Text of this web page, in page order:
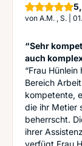
von A.M. , S.
“Sehr
auch
“Frau
Bereich
kompetente,
die ihr Metier
beherrscht.
ihrer
verfügt Frau